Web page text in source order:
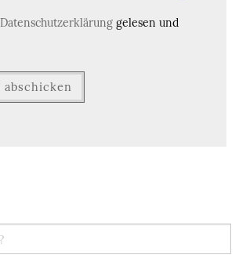
Datenschutzerklärung gelesen und